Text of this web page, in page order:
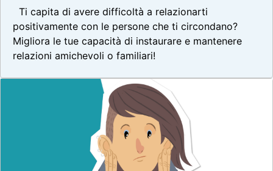
Ti capita di avere difficoltà a relazionarti
positivamente con le persone che ti circondano?
Migliora le tue capacità di instaurare e mantenere
relazioni amichevoli o familiari!